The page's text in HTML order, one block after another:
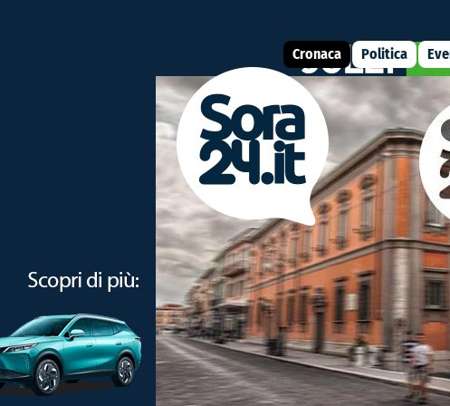
Cronaca Politica